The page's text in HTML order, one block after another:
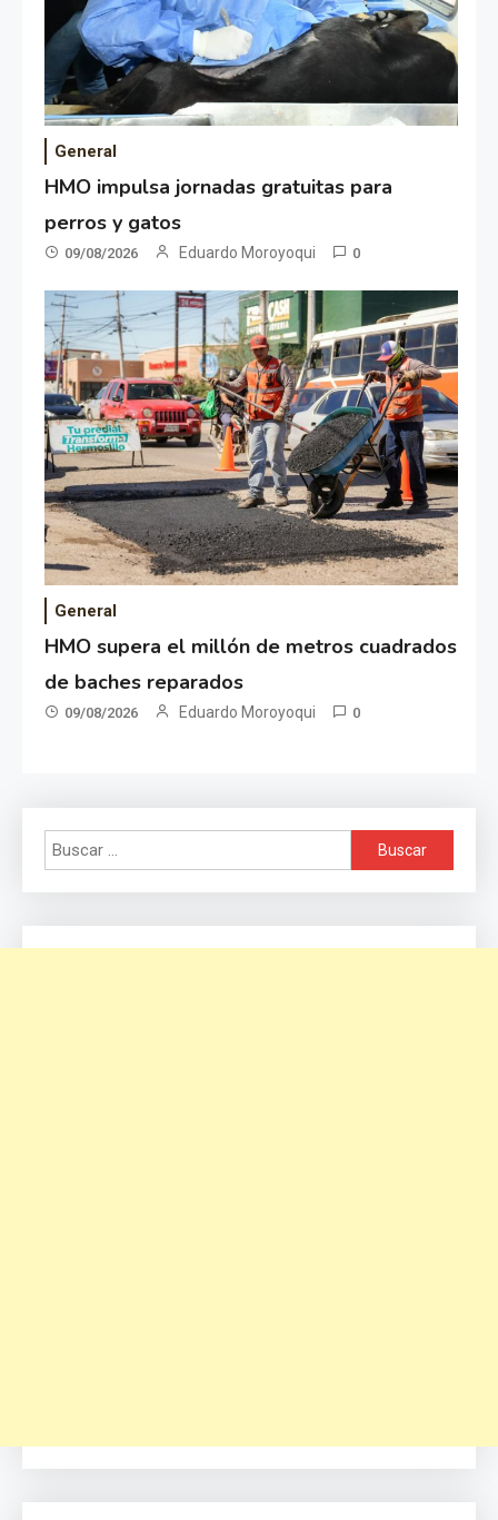
General
HMO impulsa jornadas gratuitas para
perros y gatos
09/08/2026 Eduardo Moroyoqui 0
General
HMO supera el millón de metros cuadrados
de baches reparados
09/08/2026 Eduardo Moroyoqui 0
Buscar: